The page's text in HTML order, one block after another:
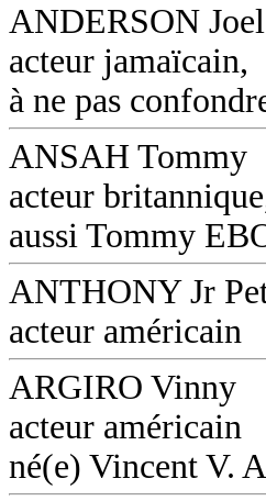
ANDERSON Joel
acteur jamaïcain,
à ne pas
ANSAH Tommy
acteur
aussi Tommy
ANTHONY Jr
acteur américain
ARGIRO Vinny
acteur américain
né(e) Vincent V.